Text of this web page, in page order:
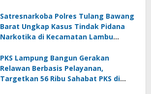
Satresnarkoba Polres Tulang Bawang
Barat Ungkap Kasus Tindak Pidana
Narkotika di Kecamatan Lambu
PKS Lampung Bangun Gerakan
Relawan Berbasis Pelayanan,
Targetkan 56 Ribu Sahabat PKS di